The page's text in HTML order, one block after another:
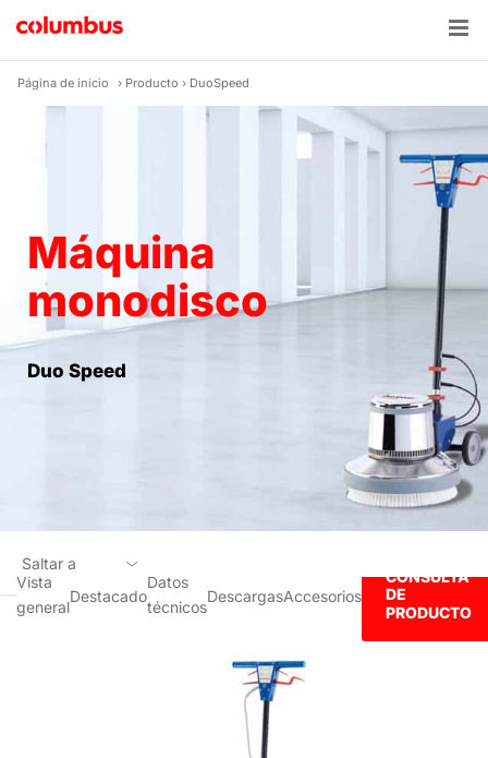
content
Página de inicio › Producto › DuoSpeed
Máquina
monodisco
Duo Speed
Vista
general
Destacado
Datos
técnicos
DescargasAccesorios
CONSULTA
DE
PRODUCTO
Saltar a
Vista general